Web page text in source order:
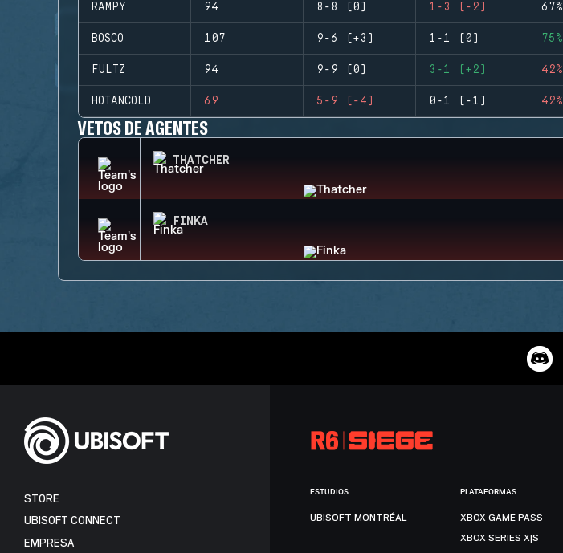
RAMPY 94 8-8 (0) 1-3 (-2) 67%
BOSCO 107 9-6 (+3) 1-1 (0) 75%
FULTZ 94 9-9 (0) 3-1 (+2) 42%
HOTANCOLD 69 5-9 (-4) 0-1 (-1) 42%
VETOS DE AGENTES
THATCHER
FINKA
STORE
UBISOFT CONNECT
EMPRESA
ESTUDIOS
UBISOFT MONTRÉAL
PLATAFORMAS
XBOX GAME PASS
XBOX SERIES X|S